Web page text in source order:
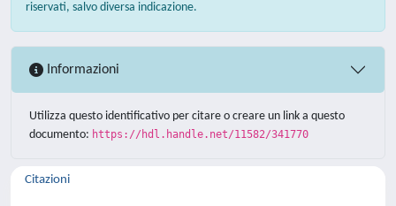
riservati, salvo diversa indicazione.
Informazioni
Utilizza questo identificativo per citare o creare un link a questo
documento: https://hdl.handle.net/11582/341770
Citazioni